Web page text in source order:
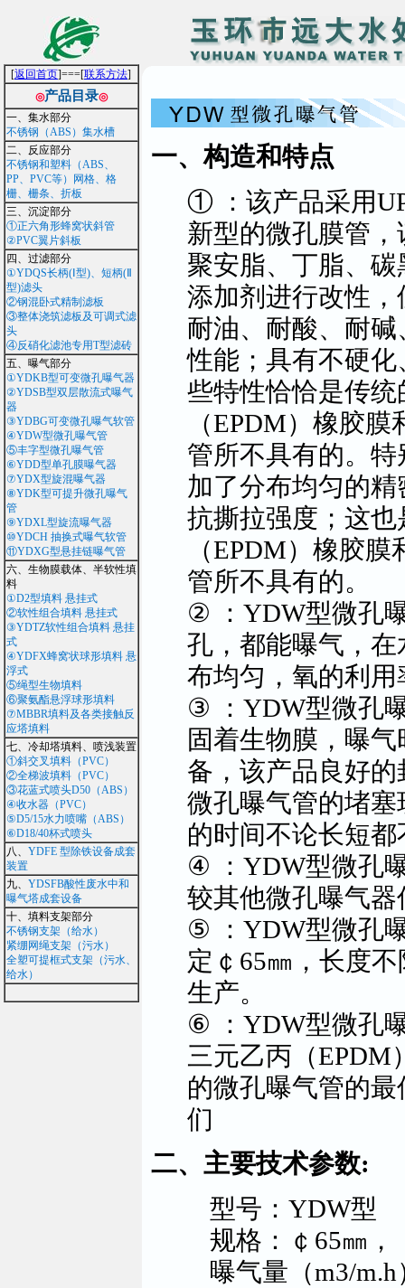
[返回首页]===[联系方法]
◎产品目录◎
一、集水部分
不锈钢（ABS）集水槽
二、反应部分
不锈钢和塑料（ABS、
PP、PVC等）网格、格
栅、栅条、折板
三、沉淀部分
①正六角形蜂窝状斜管
②PVC翼片斜板
四、过滤部分
①YDQS长柄(Ⅰ型)、短柄(Ⅱ
型)滤头
②钢混卧式精制滤板
③整体浇筑滤板及可调式滤
头
④反硝化滤池专用T型滤砖
五、曝气部分
①YDKB型可变微孔曝气器
②YDSB型双层散流式曝气
器
③YDBG可变微孔曝气软管
④YDW型微孔曝气管
⑤丰字型微孔曝气管
⑥YDD型单孔膜曝气器
⑦YDX型旋混曝气器
⑧YDK型可提升微孔曝气
管
⑨YDXL型旋流曝气器
⑩YDCH 抽换式曝气软管
⑪YDXG型悬挂链曝气管
六、生物膜载体、半软性填
料
①D2型填料 悬挂式
②软性组合填料 悬挂式
③YDTZ软性组合填料 悬挂
式
④YDFX蜂窝状球形填料 悬
浮式
⑤绳型生物填料
⑥聚氨酯悬浮球形填料
⑦MBBR填料及各类接触反
应塔填料
七、冷却塔填料、喷浅装置
①斜交叉填料（PVC）
②全梯波填料（PVC）
③花蓝式喷头D50（ABS）
④收水器（PVC）
⑤D5/15水力喷嘴（ABS）
⑥D18/40杯式喷头
八、 YDFE 型除铁设备成套
装置
九、 YDSFB酸性废水中和
曝气塔成套设备
十、填料支架部分
不锈钢支架（给水）
紧绷网绳支架（污水）
全塑可提框式支架（污水、
给水）
一、构造和特点
① ：该产品采用
新型的微孔膜管
聚安脂、丁脂、
添加剂进行改性
耐油、耐酸、耐
性能；具有不硬
些特性恰恰是传
（EPDM）橡胶
管所不具有的。
加了分布均匀的
抗撕拉强度；这
（EPDM）橡胶
管所不具有的。
② ：YDW型微孔
孔，都能曝气，
布均匀，氧的利用
③ ：YDW型微孔
固着生物膜，曝
备，该产品良好
微孔曝气管的堵
的时间不论长短
④ ：YDW型微孔
较其他微孔曝气器
⑤ ：YDW型微孔
定￠65㎜，长度
生产。
⑥ ：YDW型微孔
三元乙丙（EPDM
的微孔曝气管的
们
二、主要技术参数:
型号：YDW型
规格：￠65㎜，
曝气量（m3/m.h